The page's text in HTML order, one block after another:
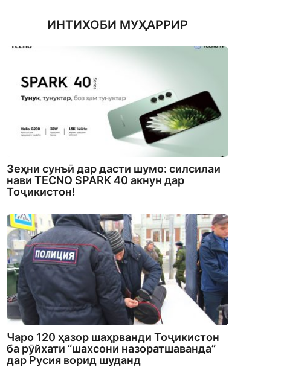
ИНТИХОБИ МУҲАРРИР
Зеҳни сунъӣ дар дасти шумо: силсилаи
нави TECNO SPARK 40 акнун дар
Тоҷикистон!
Чаро 120 ҳазор шаҳрванди Тоҷикистон
ба рӯйхати “шахсони назоратшаванда”
дар Русия ворид шуданд